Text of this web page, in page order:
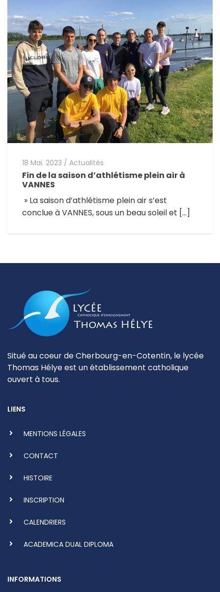
18 Mai. 2023 / Actualités
Fin de la saison d’athlétisme plein air à
VANNES
» La saison d’athlétisme plein air s’est
conclue à VANNES, sous un beau soleil et […]
Situé au coeur de Cherbourg-en-Cotentin, le lycée
Thomas Hélye est un établissement catholique
ouvert à tous.
LIENS
MENTIONS LÉGALES
CONTACT
HISTOIRE
INSCRIPTION
CALENDRIERS
ACADEMICA DUAL DIPLOMA
INFORMATIONS